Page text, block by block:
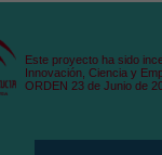
Este proyecto ha sido
Innovación, Ciencia y
ORDEN 23 de Junio de